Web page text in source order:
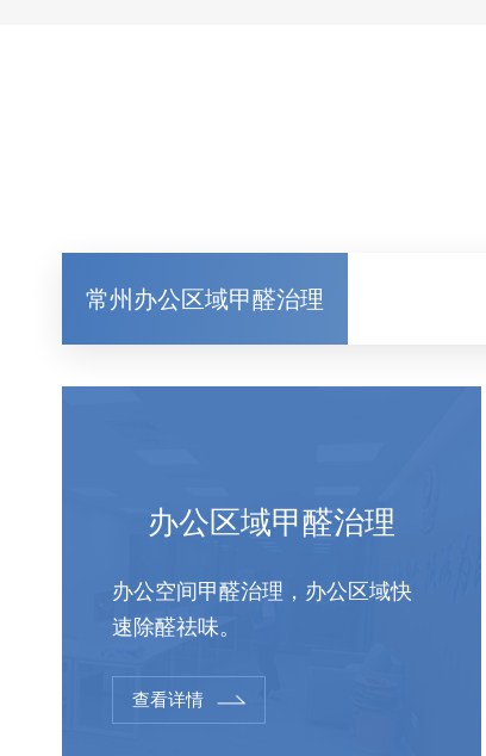
常州办公区域甲醛治理
办公区域甲醛治理
办公空间甲醛治理，办公区域快
速除醛祛味。
查看详情